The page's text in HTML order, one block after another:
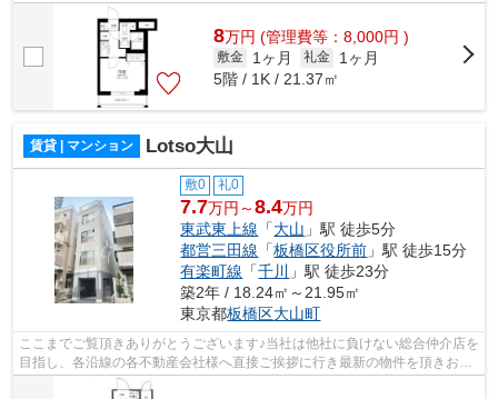
様へ提供しております！最新の情報は...
8万円 (管理費等：8,000円 )
敷金 1ヶ月 礼金
1ヶ月
5階 / 1K / 21.37㎡
賃貸 | マンション Lotso大山
敷0 礼0
7.7万円～8.4万円
東武東上線 「大山 」駅 徒歩5分
都営三田線 「板橋区役所前 」駅 徒歩15分
有楽町線 「千川
」駅 徒歩23分
築2年 / 18.24㎡～21.95㎡
東京都板橋区大山町
ここまでご覧頂きありがとうございます♪当社は他社に負けない総合仲介店を
目指し、各沿線の各不動産会社様へ直接ご挨拶に行き最新の物件を頂きお客
様へ提供しております！最新の情報は...